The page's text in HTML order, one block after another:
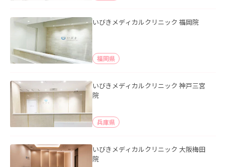
いびきメディカルクリニック 福岡院
福岡県
いびきメディカルクリニック 神戸三宮
院
兵庫県
いびきメディカルクリニック 大阪梅田
院